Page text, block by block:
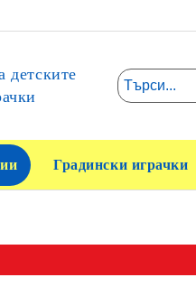
детските
Градински играчки